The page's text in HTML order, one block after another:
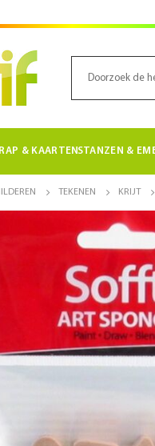
& KAARTENSTANZEN &
TEKENEN KRIJT